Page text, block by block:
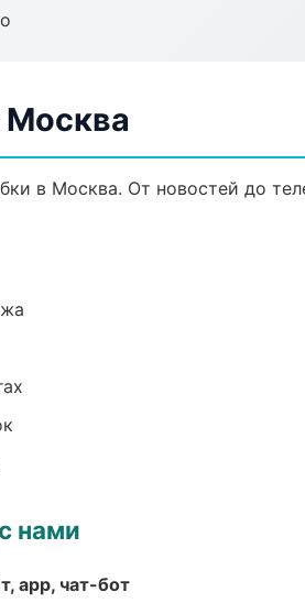
Москва
в Москва. От новостей до
нами
app, чат-бот